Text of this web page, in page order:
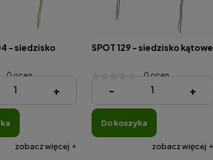
- siedzisko
0 ocen
+
zobacz więcej
SPOT 129 - siedzisko kątowe
0 ocen
40,57 zł
- +
do koszyka
zobacz więcej